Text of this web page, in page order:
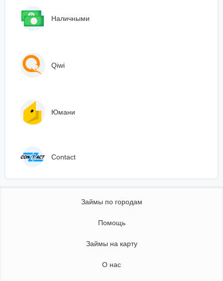
Наличными
Qiwi
Юмани
Сontact
Займы по городам
Помощь
Займы на карту
О нас